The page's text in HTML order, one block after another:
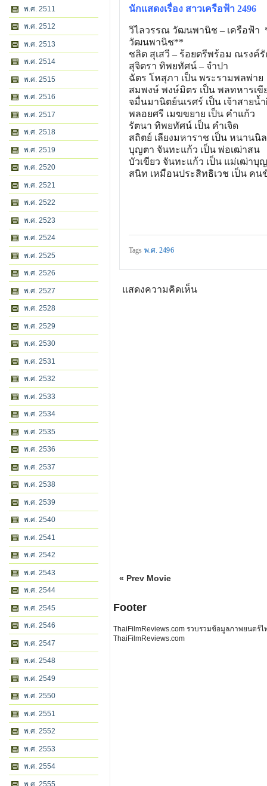
พ.ศ. 2511
พ.ศ. 2512
พ.ศ. 2513
พ.ศ. 2514
พ.ศ. 2515
พ.ศ. 2516
พ.ศ. 2517
พ.ศ. 2518
พ.ศ. 2519
พ.ศ. 2520
พ.ศ. 2521
พ.ศ. 2522
พ.ศ. 2523
พ.ศ. 2524
พ.ศ. 2525
พ.ศ. 2526
พ.ศ. 2527
พ.ศ. 2528
พ.ศ. 2529
พ.ศ. 2530
พ.ศ. 2531
พ.ศ. 2532
พ.ศ. 2533
พ.ศ. 2534
พ.ศ. 2535
พ.ศ. 2536
พ.ศ. 2537
พ.ศ. 2538
พ.ศ. 2539
พ.ศ. 2540
พ.ศ. 2541
พ.ศ. 2542
พ.ศ. 2543
พ.ศ. 2544
พ.ศ. 2545
พ.ศ. 2546
พ.ศ. 2547
พ.ศ. 2548
พ.ศ. 2549
พ.ศ. 2550
พ.ศ. 2551
พ.ศ. 2552
พ.ศ. 2553
พ.ศ. 2554
พ.ศ. 2555
นักแสดงเรื่อง สาวเครือฟ้า 2496
วิไลวรรณ วัฒนพานิช – เครือฟ้า
วัฒนพานิช**
ชลิต สุเสวี – ร้อยตรีพร้อม ณรงค์
สุจิตรา ทิพยทัศน์ – จำปา
ฉัตร โหสุภา เป็น พระรามพลพ่าย
สมพงษ์ พงษ์มิตร เป็น พลทหารเขี
จมื่นมานิตย์นเรศร์ เป็น เจ้าสายน้ำ
พลอยศรี เมฆขยาย เป็น คําแก้ว
รัตนา ทิพยทัศน์ เป็น คําเจิด
สถิตย์ เลียงมหาราช เป็น หนานนิล
บุญตา จันทะแก้ว เป็น พ่อเฒ่าสน
บัวเขียว จันทะแก้ว เป็น แม่เฒ่าบุ
สนิท เหมือนประสิทธิเวช เป็น คน
Tags พ.ศ. 2496
แสดงความคิดเห็น
« Prev Movie
Footer
ThaiFilmReviews.com รวบรวมข้อมูลภาพยนตร์
ThaiFilmReviews.com